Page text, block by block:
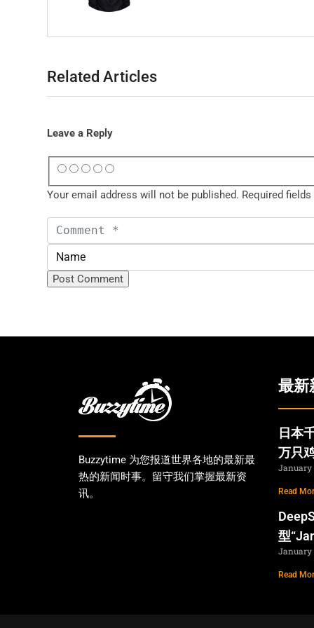
Related Articles
Leave a Reply
Your email address will not be published. Required
Buzzytime 为您报道世界各地的最新最
热的新闻时事。留守我们掌握最新资
讯。
最新
日本
万只
January
Read
型
January
Read